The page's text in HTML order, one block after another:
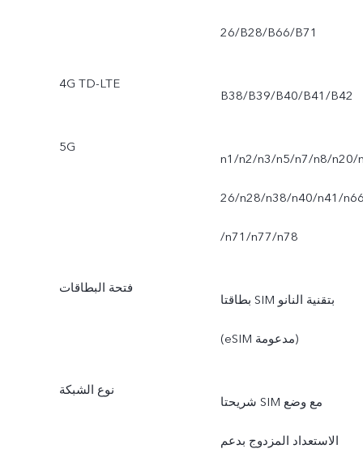
26/B28/B66/B71
4G TD-LTE
B38/B39/B40/B41/B42
5G
n1/n2/n3/n5/n7/n8/n20/
26/n28/n38/n40/n41/
/n71/n77/n78
فتحة البطاقات
بطاقتا SIM بتقنية النانو
(eSIM مدعومة)
نوع الشبكة
شريحتا SIM مع وضع
الاستعداد المزدوج بدعم